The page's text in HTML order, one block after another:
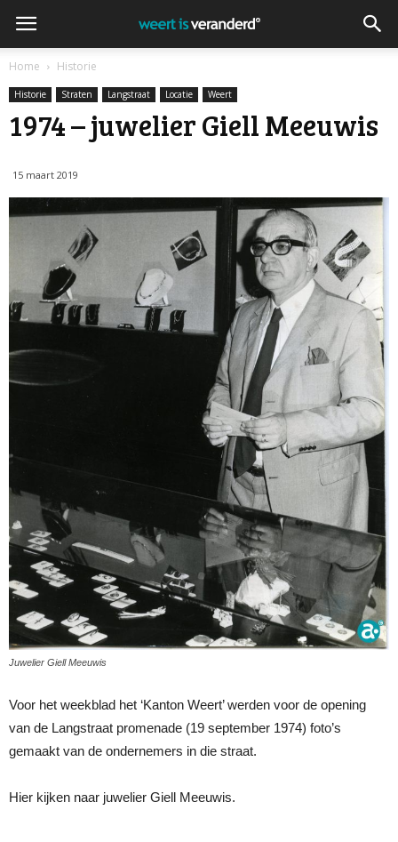
Home Historie
Historie Straten Langstraat Locatie Weert
1974 – juwelier Giell Meeuwis
15 maart 2019
Juwelier Giell Meeuwis
Voor het weekblad het ‘Kanton Weert’ werden voor de opening
van de Langstraat promenade (19 september 1974) foto’s
gemaakt van de ondernemers in die straat.
Hier kijken naar juwelier Giell Meeuwis.